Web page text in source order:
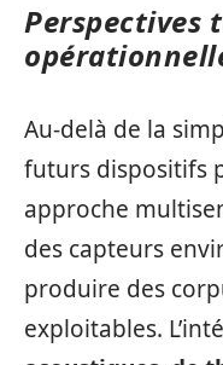
Perspectives
Au-delà de la
futurs dispositifs
approche
des capteurs
produire des
exploitables.